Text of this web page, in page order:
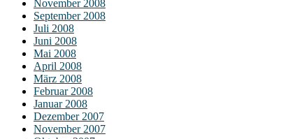
November 2008
September 2008
Juli 2008
Juni 2008
Mai 2008
April 2008
März 2008
Februar 2008
Januar 2008
Dezember 2007
November 2007